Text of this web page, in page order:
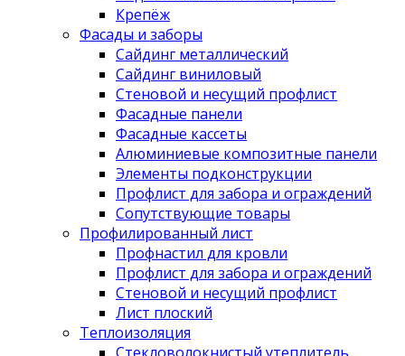
Крепёж
Фасады и заборы
Сайдинг металлический
Сайдинг виниловый
Стеновой и несущий профлист
Фасадные панели
Фасадные кассеты
Алюминиевые композитные панели
Элементы подконструкции
Профлист для забора и ограждений
Сопутствующие товары
Профилированный лист
Профнастил для кровли
Профлист для забора и ограждений
Стеновой и несущий профлист
Лист плоский
Теплоизоляция